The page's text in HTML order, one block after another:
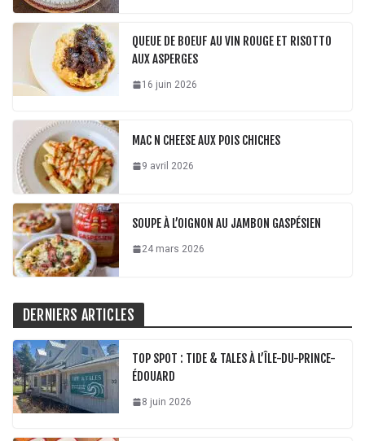
QUEUE DE BOEUF AU VIN ROUGE ET RISOTTO
AUX ASPERGES
16 juin 2026
MAC N CHEESE AUX POIS CHICHES
9 avril 2026
SOUPE À L’OIGNON AU JAMBON GASPÉSIEN
24 mars 2026
DERNIERS ARTICLES
TOP SPOT : TIDE & TALES À L’ÎLE-DU-PRINCE-
ÉDOUARD
8 juin 2026